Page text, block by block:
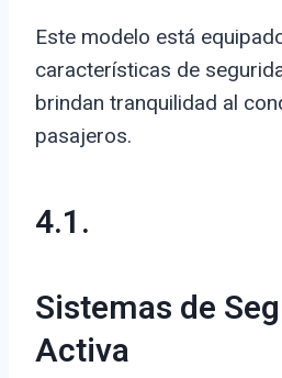
Este modelo está
características de
brindan tranquilidad al
pasajeros.
4.1.
Sistemas de
Activa